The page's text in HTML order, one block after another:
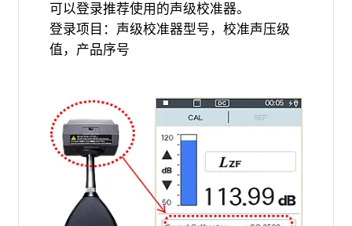
可以登录推荐使用的声级校准器。
登录项目：声级校准器型号，校准声压级
值，产品序号